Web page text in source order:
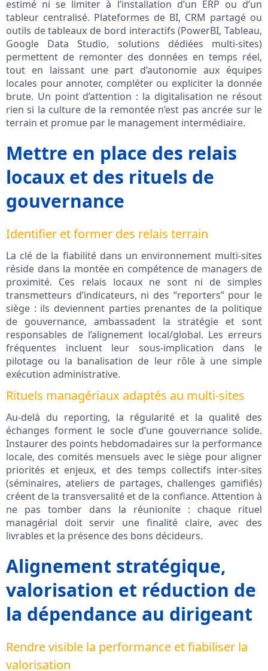
estimé ni se limiter à l’installation d’un ERP ou d’un
tableur centralisé. Plateformes de BI, CRM partagé ou
outils de tableaux de bord interactifs (PowerBI, Tableau,
Google Data Studio, solutions dédiées multi-sites)
permettent de remonter des données en temps réel,
tout en laissant une part d’autonomie aux équipes
locales pour annoter, compléter ou expliciter la donnée
brute. Un point d’attention : la digitalisation ne résout
rien si la culture de la remontée n’est pas ancrée sur le
terrain et promue par le management intermédiaire.
Mettre en place des relais
locaux et des rituels de
gouvernance
Identifier et former des relais terrain
La clé de la fiabilité dans un environnement multi-sites
réside dans la montée en compétence de managers de
proximité. Ces relais locaux ne sont ni de simples
transmetteurs d’indicateurs, ni des “reporters” pour le
siège : ils deviennent parties prenantes de la politique
de gouvernance, ambassadent la stratégie et sont
responsables de l’alignement local/global. Les erreurs
fréquentes incluent leur sous-implication dans le
pilotage ou la banalisation de leur rôle à une simple
exécution administrative.
Rituels managériaux adaptés au multi-sites
Au-delà du reporting, la régularité et la qualité des
échanges forment le socle d’une gouvernance solide.
Instaurer des points hebdomadaires sur la performance
locale, des comités mensuels avec le siège pour aligner
priorités et enjeux, et des temps collectifs inter-sites
(séminaires, ateliers de partages, challenges gamifiés)
créent de la transversalité et de la confiance. Attention à
ne pas tomber dans la réunionite : chaque rituel
managérial doit servir une finalité claire, avec des
livrables et la présence des bons décideurs.
Alignement stratégique,
valorisation et réduction de
la dépendance au dirigeant
Rendre visible la performance et fiabiliser la
valorisation